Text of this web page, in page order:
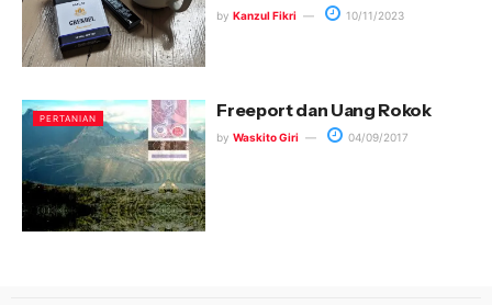
by Kanzul Fikri 10/11/2023
PERTANIAN Freeport dan Uang Rokok
by Waskito Giri 04/09/2017